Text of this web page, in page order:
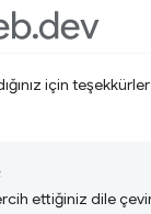
için
ettiğiniz dile